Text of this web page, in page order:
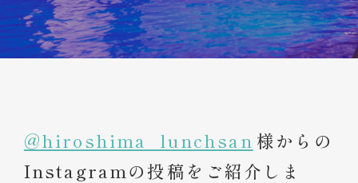
@hiroshima_lunchsan 様からの
Instagramの投稿をご紹介しま